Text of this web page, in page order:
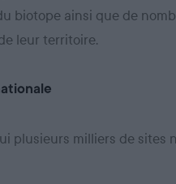
biotope ainsi que de
leur territoire.
plusieurs milliers de sites